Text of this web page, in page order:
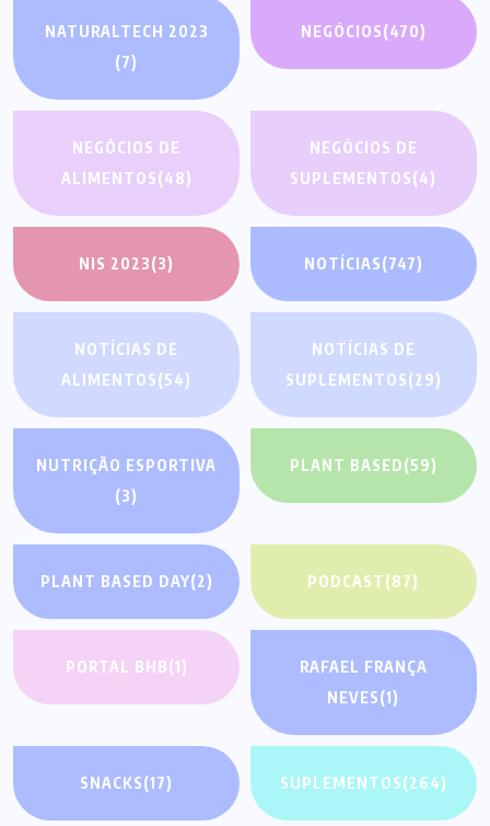
NATURALTECH 2023
(7)
NEGÓCIOS(470)
NEGÓCIOS DE
ALIMENTOS(48)
NEGÓCIOS DE
SUPLEMENTOS(4)
NIS 2023(3) NOTÍCIAS(747)
NOTÍCIAS DE
ALIMENTOS(54)
NOTÍCIAS DE
SUPLEMENTOS(29)
NUTRIÇÃO ESPORTIVA
(3)
PLANT BASED(59)
PLANT BASED DAY(2) PODCAST(87)
PORTAL BHB(1)
RAFAEL FRANÇA
NEVES(1)
SNACKS(17) SUPLEMENTOS(264)